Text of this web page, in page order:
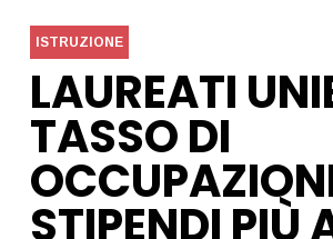
ISTRUZIONE
LAUREATI
TASSO DI
STIPENDI PIÙ